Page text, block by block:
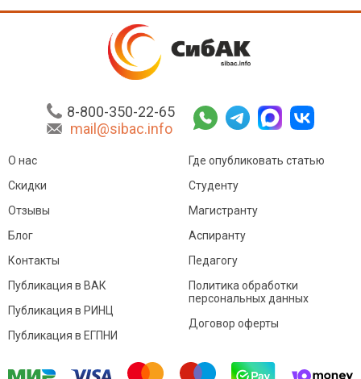
8-800-350-22-65
mail@sibac.info
О нас
Скидки
Отзывы
Блог
Контакты
Где опубликовать статью
Студенту
Магистранту
Аспиранту
Педагогу
Публикация в ВАК
Публикация в РИНЦ
Публикация в ЕГПНИ
Политика обработки
персональных данных
Договор оферты